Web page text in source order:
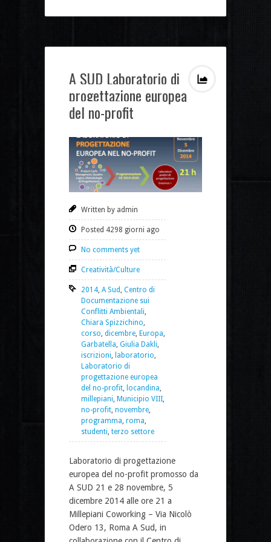
A SUD Laboratorio di
progettazione europea
del no-profit
Written by admin
Posted 4298 giorni ago
No comments yet
Creatività/Culture
2014, A Sud , Centro di
Documentazione sui
Conflitti Ambientali,
Chiara Spizzichino,
corso, dicembre, Europa,
Garbatella, Giulia Dakli,
iscrizioni, laboratorio,
Laboratorio di
progettazione europea
del no-profit, locandina,
millepiani, Municipio VIII,
no-profit, novembre,
programma, roma,
studenti, terzo settore
Laboratorio di progettazione
europea del no-profit promosso da
A SUD 21 e 28 novembre, 5
dicembre 2014 alle ore 21 a
Millepiani Coworking – Via Nicolò
Odero 13, Roma A Sud, in